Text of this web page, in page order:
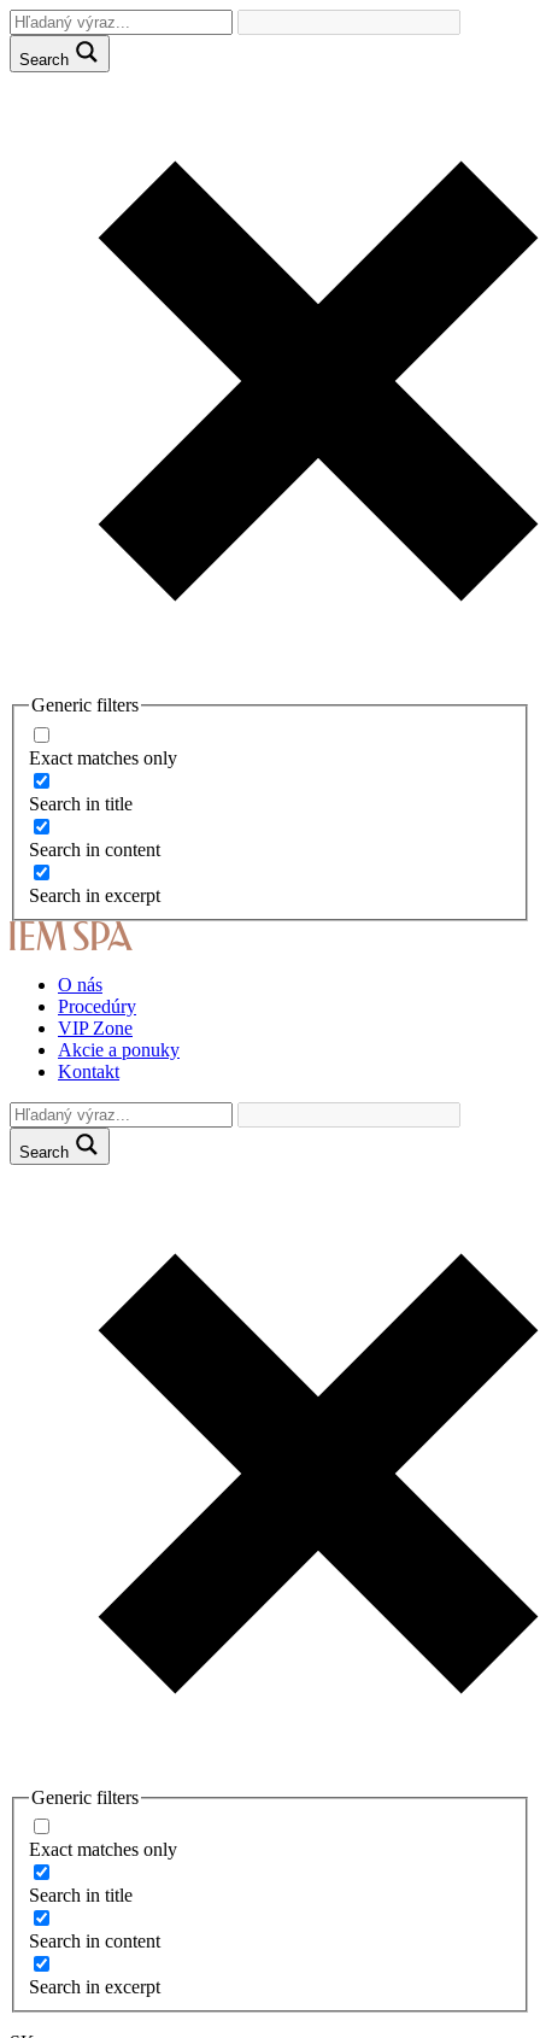
Search
Generic filters
Exact matches only
Search in title
Search in content
Search in excerpt
O nás
Procedúry
VIP Zone
Akcie a ponuky
Kontakt
Search
Generic filters
Exact matches only
Search in title
Search in content
Search in excerpt